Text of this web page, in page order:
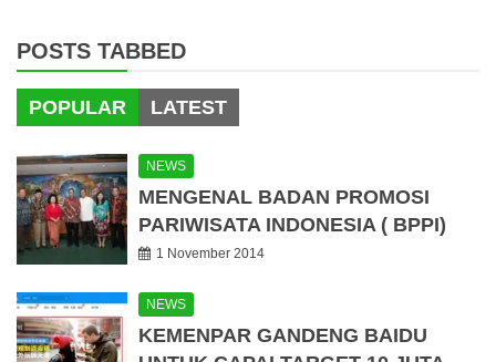
POSTS TABBED
POPULAR LATEST
NEWS
MENGENAL BADAN PROMOSI
PARIWISATA INDONESIA ( BPPI)
1 November 2014
NEWS
KEMENPAR GANDENG BAIDU